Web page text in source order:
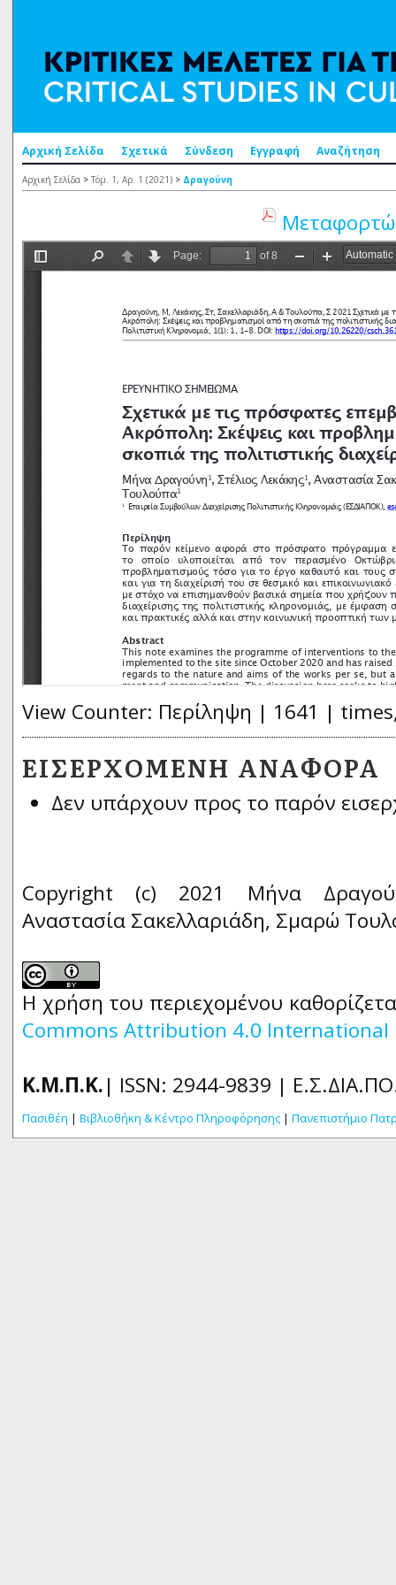
Αρχική Σελίδα Σχετικά Σύνδεση Εγγραφή Αναζήτηση
Αρχική Σελίδα > Τόμ. 1, Αρ. 1 (2021) > Δραγούνη
View Counter: Περίληψη | 1641 |
ΕΙΣΕΡΧΌΜΕΝΗ ΑΝΑΦΟΡΆ
Δεν υπάρχουν προς το παρόν
Copyright (c) 2021 Μήνα
Αναστασία Σακελλαριάδη, Σμαρώ
Η χρήση του περιεχομένου
Commons Attribution 4.0 International
Κ.Μ.Π.Κ.| ISSN: 2944-9839 |
Πασιθέη | Βιβλιοθήκη & Κέντρο Πληροφόρησης | Πανεπιστήμιο